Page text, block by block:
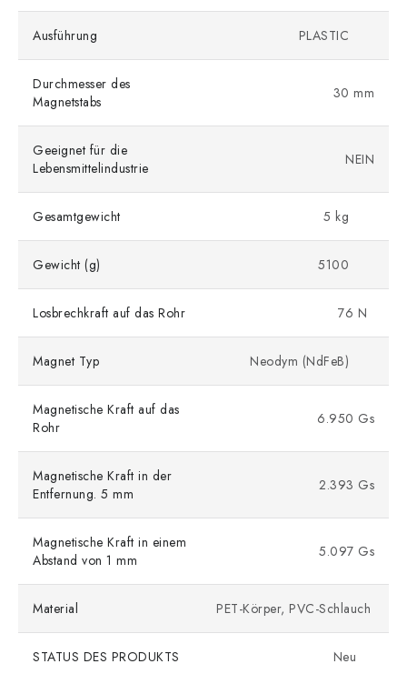
Ausführung PLASTIC
Durchmesser des
Magnetstabs
30 mm
Geeignet für die
Lebensmittelindustrie
NEIN
Gesamtgewicht 5 kg
Gewicht (g) 5100
Losbrechkraft auf das Rohr 76 N
Magnet Typ Neodym (NdFeB)
Magnetische Kraft auf das
Rohr
6.950 Gs
Magnetische Kraft in der
Entfernung. 5 mm
2.393 Gs
Magnetische Kraft in einem
Abstand von 1 mm
5.097 Gs
Material PET-Körper, PVC-Schlauch
STATUS DES PRODUKTS Neu